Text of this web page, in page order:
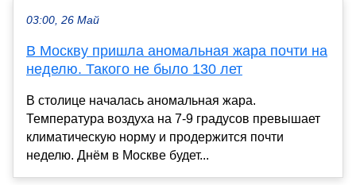
03:00, 26 Май
В Москву пришла аномальная жара почти на
неделю. Такого не было 130 лет
В столице началась аномальная жара.
Температура воздуха на 7-9 градусов превышает
климатическую норму и продержится почти
неделю. Днём в Москве будет...